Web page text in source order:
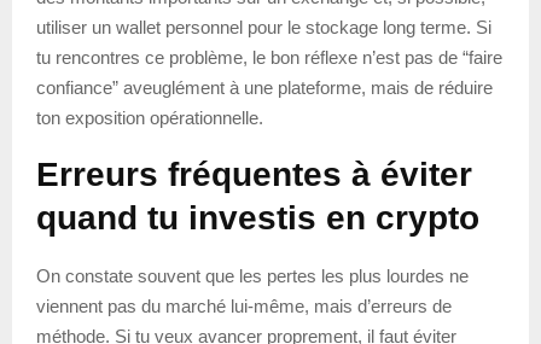
utiliser un wallet personnel pour le stockage long terme. Si
tu rencontres ce problème, le bon réflexe n’est pas de “faire
confiance” aveuglément à une plateforme, mais de réduire
ton exposition opérationnelle.
Erreurs fréquentes à éviter
quand tu investis en crypto
On constate souvent que les pertes les plus lourdes ne
viennent pas du marché lui-même, mais d’erreurs de
méthode. Si tu veux avancer proprement, il faut éviter